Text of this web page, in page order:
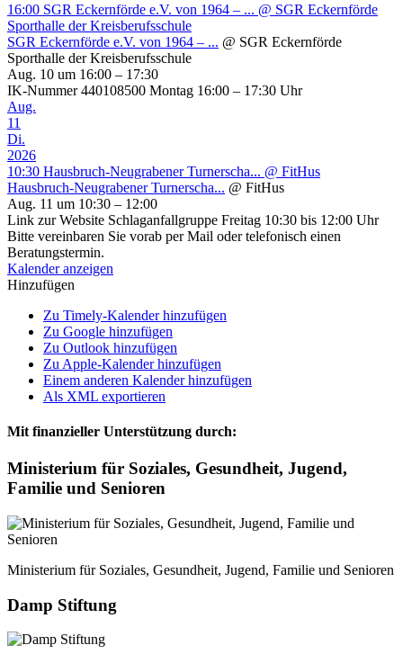
16:00 SGR Eckernförde e.V. von 1964 – ... @ SGR Eckernförde
Sporthalle der Kreisberufsschule
SGR Eckernförde e.V. von 1964 – ... @ SGR Eckernförde
Sporthalle der Kreisberufsschule
Aug. 10 um 16:00 – 17:30
IK-Nummer 440108500 Montag 16:00 – 17:30 Uhr
Aug.
11
Di.
2026
10:30 Hausbruch-Neugrabener Turnerscha... @ FitHus
Hausbruch-Neugrabener Turnerscha... @ FitHus
Aug. 11 um 10:30 – 12:00
Link zur Website Schlaganfallgruppe Freitag 10:30 bis 12:00 Uhr
Bitte vereinbaren Sie vorab per Mail oder telefonisch einen
Beratungstermin.
Kalender anzeigen
Hinzufügen
Zu Timely-Kalender hinzufügen
Zu Google hinzufügen
Zu Outlook hinzufügen
Zu Apple-Kalender hinzufügen
Einem anderen Kalender hinzufügen
Als XML exportieren
Mit finanzieller Unterstützung durch:
Ministerium für Soziales, Gesundheit, Jugend,
Familie und Senioren
Ministerium für Soziales, Gesundheit, Jugend, Familie und Senioren
Damp Stiftung